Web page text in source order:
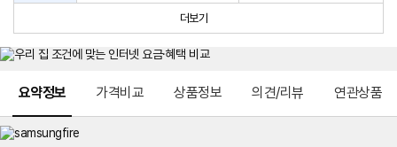
원
선
택
약
정
인
법
더보기
요약정보 가격비교 상품정보 의견/리뷰 연관상품